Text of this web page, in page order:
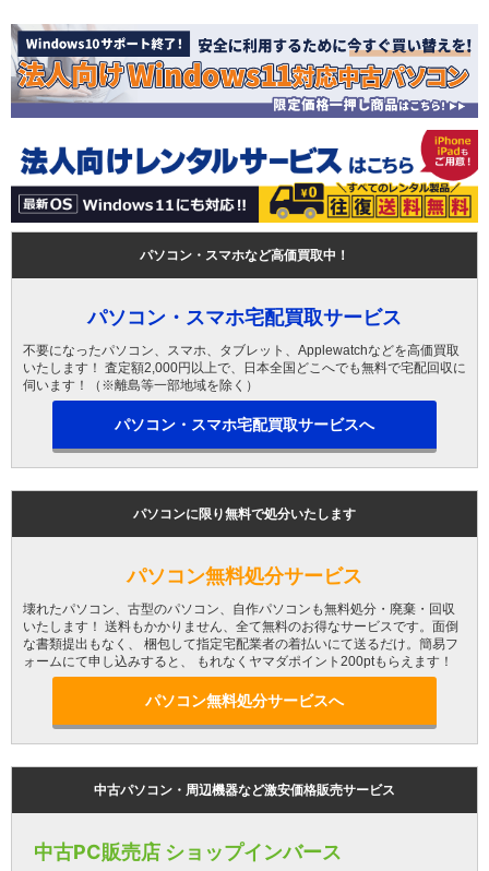
パソコン・スマホなど高価買取中！
パソコン・スマホ宅配買取サービス
不要になったパソコン、スマホ、タブレット、Applewatchなどを高価買取
いたします！ 査定額2,000円以上で、日本全国どこへでも無料で宅配回収に
伺います！（※離島等一部地域を除く）
パソコン・スマホ宅配買取サービスへ
パソコンに限り無料で処分いたします
パソコン無料処分サービス
壊れたパソコン、古型のパソコン、自作パソコンも無料処分・廃棄・回収
いたします！ 送料もかかりません、全て無料のお得なサービスです。面倒
な書類提出もなく、 梱包して指定宅配業者の着払いにて送るだけ。簡易フ
ォームにて申し込みすると、 もれなくヤマダポイント200ptもらえます！
パソコン無料処分サービスへ
中古パソコン・周辺機器など激安価格販売サービス
中古PC販売店 ショップインバース